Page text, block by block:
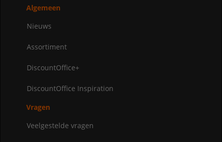
Algemeen
Nieuws
Assortiment
DiscountOffice+
DiscountOffice Inspiration
Vragen
Veelgestelde vragen